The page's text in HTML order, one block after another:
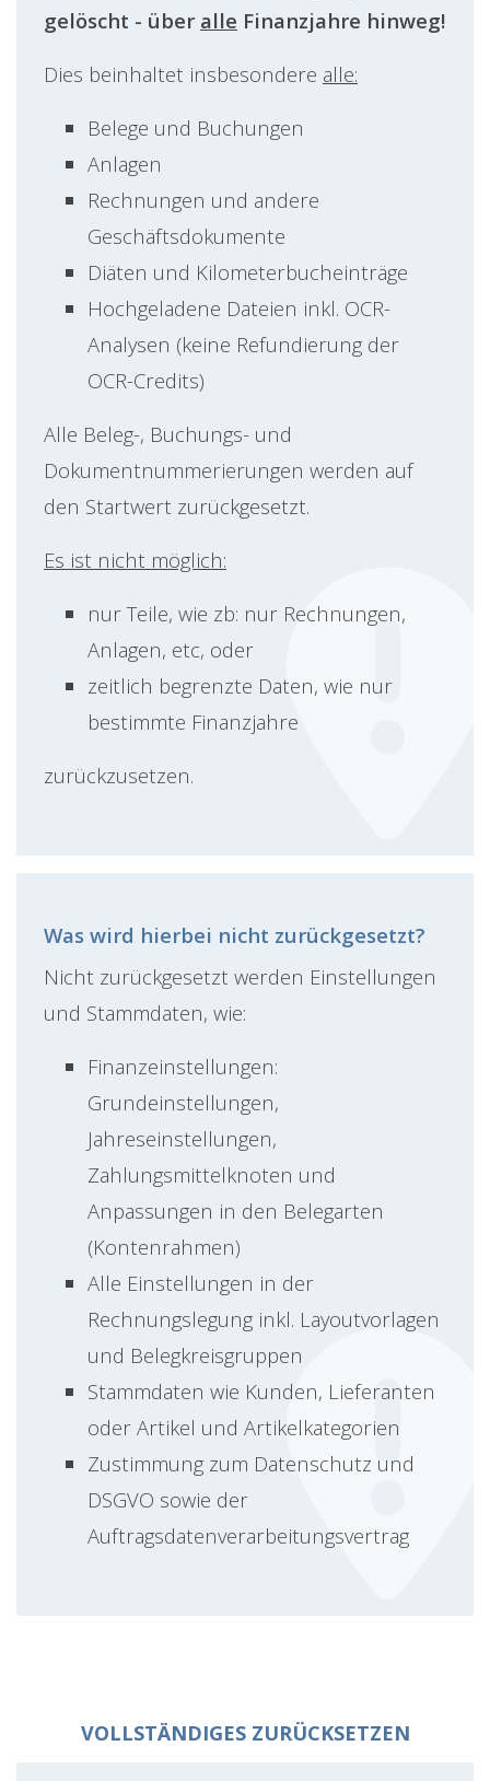
gelöscht - über alle Finanzjahre hinweg!
Dies beinhaltet insbesondere alle:
Belege und Buchungen
Anlagen
Rechnungen und andere
Geschäftsdokumente
Diäten und Kilometerbucheinträge
Hochgeladene Dateien inkl. OCR-
Analysen (keine Refundierung der
OCR-Credits)
Alle Beleg-, Buchungs- und
Dokumentnummerierungen werden auf
den Startwert zurückgesetzt.
Es ist nicht möglich:
nur Teile, wie zb: nur Rechnungen,
Anlagen, etc, oder
zeitlich begrenzte Daten, wie nur
bestimmte Finanzjahre
zurückzusetzen.
Was wird hierbei nicht zurückgesetzt?
Nicht zurückgesetzt werden Einstellungen
und Stammdaten, wie:
Finanzeinstellungen:
Grundeinstellungen,
Jahreseinstellungen,
Zahlungsmittelknoten und
Anpassungen in den Belegarten
(Kontenrahmen)
Alle Einstellungen in der
Rechnungslegung inkl. Layoutvorlagen
und Belegkreisgruppen
Stammdaten wie Kunden, Lieferanten
oder Artikel und Artikelkategorien
Zustimmung zum Datenschutz und
DSGVO sowie der
Auftragsdatenverarbeitungsvertrag
VOLLSTÄNDIGES ZURÜCKSETZEN